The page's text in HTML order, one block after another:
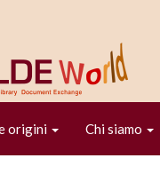
origini Chi siamo